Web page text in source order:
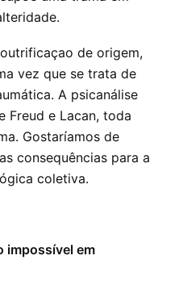
de origem,
vez que se trata de
A psicanálise
Freud e Lacan, toda
Gostaríamos de
consequências para a
coletiva.
impossível em